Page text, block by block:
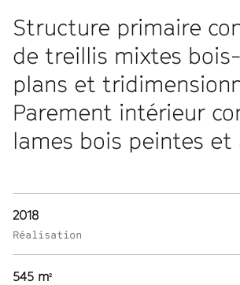
Structure primaire
de treillis mixtes
plans et
Parement intérieur
lames bois peintes et
2018
Réalisation
545 m²